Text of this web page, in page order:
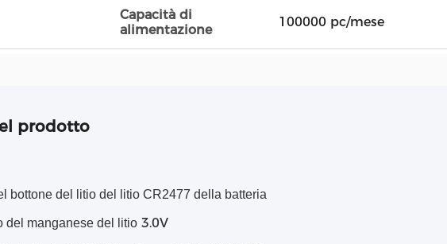
Capacità di
alimentazione
100000 pc/mese
prodotto
bottone del litio del litio CR2477 della batteria
del manganese del litio 3.0V